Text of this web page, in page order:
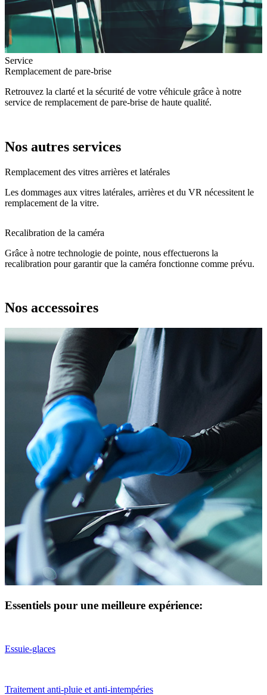
Service
Remplacement de pare-brise
Retrouvez la clarté et la sécurité de votre véhicule grâce à notre
service de remplacement de pare-brise de haute qualité.
Nos autres services
Remplacement des vitres arrières et latérales
Les dommages aux vitres latérales, arrières et du VR nécessitent le
remplacement de la vitre.
Recalibration de la caméra
Grâce à notre technologie de pointe, nous effectuerons la
recalibration pour garantir que la caméra fonctionne comme prévu.
Nos accessoires
Essentiels pour une meilleure expérience:
Essuie-glaces
Traitement anti-pluie et anti-intempéries